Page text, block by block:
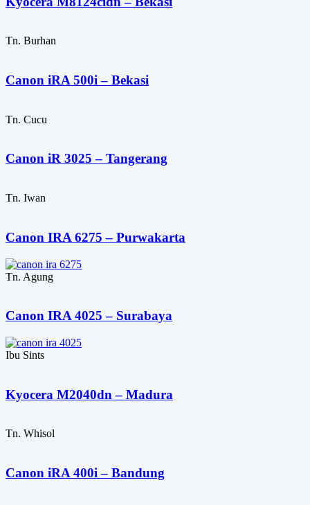
Tn. Burhan
Canon iRA 500i – Bekasi
Tn. Cucu
Canon iR 3025 – Tangerang
Tn. Iwan
Canon IRA 6275 – Purwakarta
Tn. Agung
Canon IRA 4025 – Surabaya
Ibu Sints
Kyocera M2040dn – Madura
Tn. Whisol
Canon iRA 400i – Bandung